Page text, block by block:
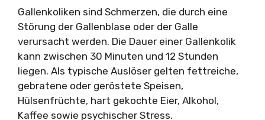
Gallenkoliken sind Schmerzen, die durch eine
Störung der Gallenblase oder der Galle
verursacht werden. Die Dauer einer Gallenkolik
kann zwischen 30 Minuten und 12 Stunden
liegen. Als typische Auslöser gelten fettreiche,
gebratene oder geröstete Speisen,
Hülsenfrüchte, hart gekochte Eier, Alkohol,
Kaffee sowie psychischer Stress.